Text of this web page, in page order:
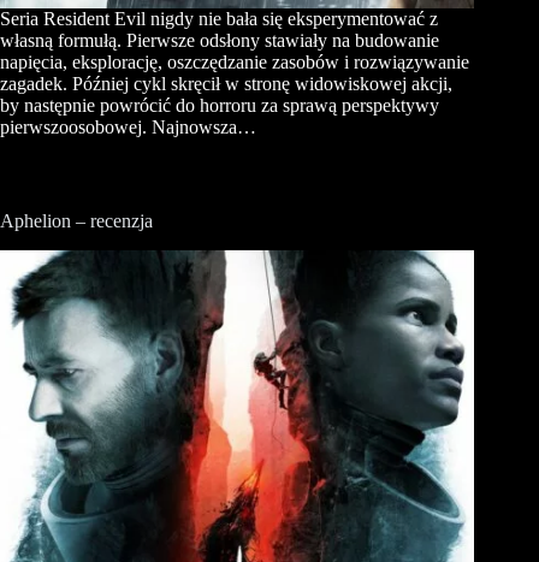
Seria Resident Evil nigdy nie bała się eksperymentować z
własną formułą. Pierwsze odsłony stawiały na budowanie
napięcia, eksplorację, oszczędzanie zasobów i rozwiązywanie
zagadek. Później cykl skręcił w stronę widowiskowej akcji,
by następnie powrócić do horroru za sprawą perspektywy
pierwszoosobowej. Najnowsza…
Aphelion – recenzja